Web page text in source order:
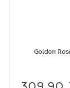
Golden